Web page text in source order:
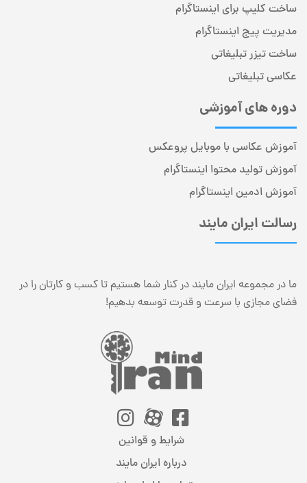
ساخت کلیپ برای اینستاگرام
مدیریت پیج اینستاگرام
ساخت تیزر تبلیغاتی
عکاسی تبلیغاتی
دوره های آموزشی
آموزش عکاسی با موبایل پروعکس
آموزش تولید محتوا اینستاگرام
آموزش ادمین اینستاگرام
رسالت ایران مایند
ما در مجموعه ایران مایند در کنار شما هستیم تا کسب و کارتان را در
فضای مجازی با سرعت و قدرت توسعه بدهیم!
شرایط و قوانین
درباره ایران مایند